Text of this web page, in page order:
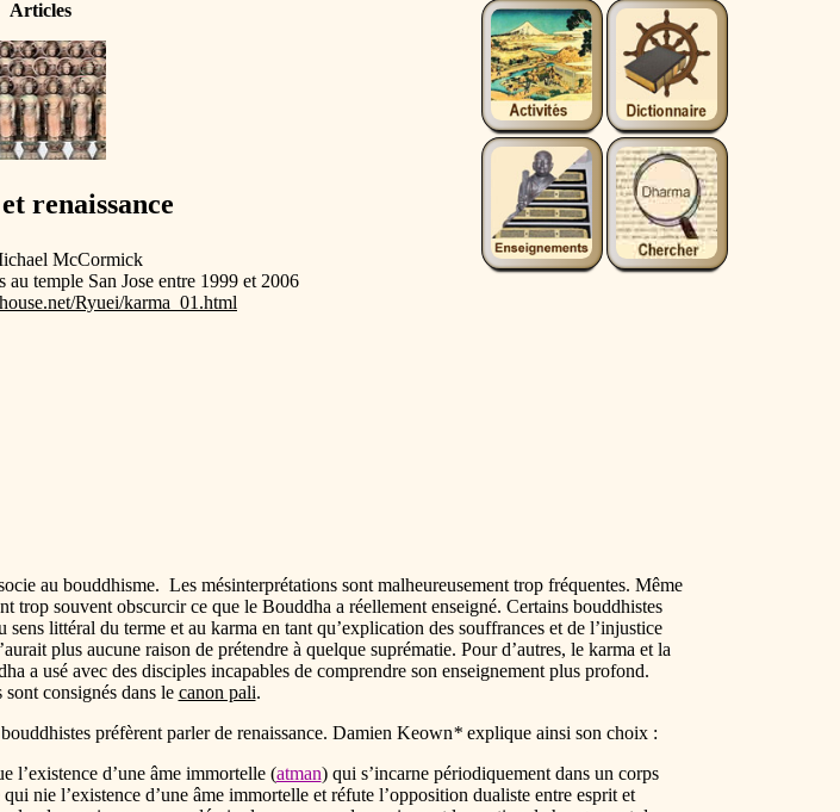
Articles
renaissance
McCormick
au temple San Jose entre 1999 et 2006
Ryuei/karma_01.html
au bouddhisme. Les mésinterprétations sont malheureusement trop fréquentes. Même
souvent obscurcir ce que le Bouddha a réellement enseigné. Certains bouddhistes
littéral du terme et au karma en tant qu’explication des souffrances et de l’injustice
plus aucune raison de prétendre à quelque suprématie. Pour d’autres, le karma et la
a usé avec des disciples incapables de comprendre son enseignement plus profond.
consignés dans le canon pali.
préfèrent parler de renaissance. Damien Keown* explique ainsi son choix :
l’existence d’une âme immortelle (atman) qui s’incarne périodiquement dans un corps
nie l’existence d’une âme immortelle et réfute l’opposition dualiste entre esprit et